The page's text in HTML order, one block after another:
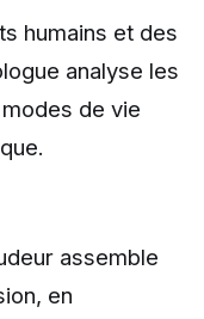
humains et des
analyse les
de vie
assemble
en